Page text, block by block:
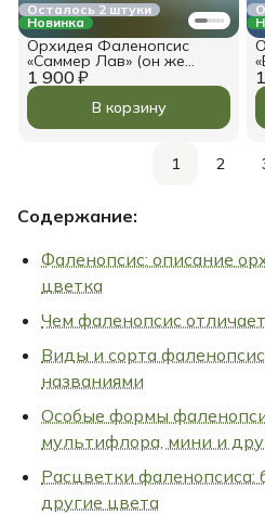
Осталось 2 штуки
Новинка
1 900 ₽
Орхидея Фаленопсис
«Саммер Лав» (он же
«Бурав»)
В корзину
1 2
Содержание:
Фаленопсис: описание
цветка
Чем фаленопсис
Виды и сорта
названиями
Особые формы
мультифлора, мини и
Расцветки фаленопсиса:
другие цвета